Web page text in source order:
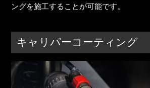
ングを施工することが可能です。
キャリパーコーティング